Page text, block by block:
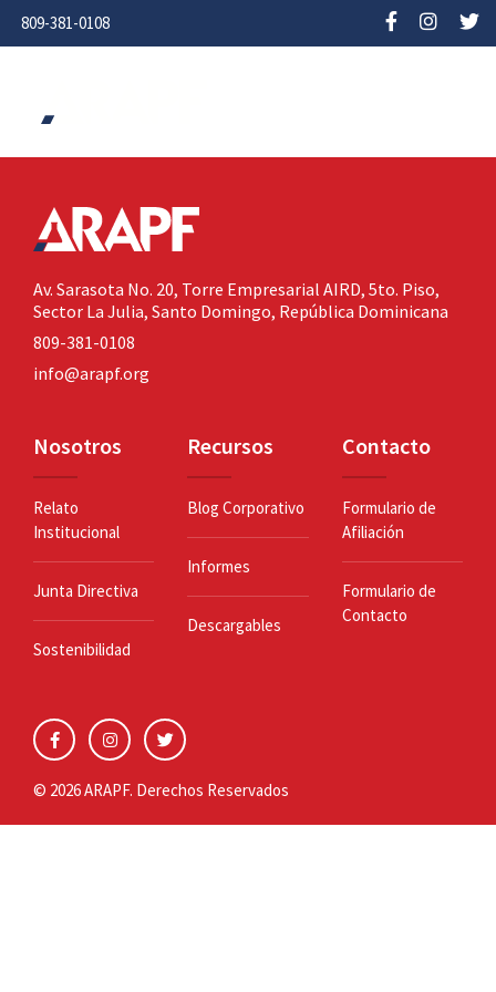
809-381-0108
Av. Sarasota No. 20, Torre Empresarial AIRD, 5to. Piso,
Sector La Julia, Santo Domingo, República Dominicana
809-381-0108
info@arapf.org
Nosotros
Relato
Institucional
Junta Directiva
Sostenibilidad
Recursos
Blog Corporativo
Informes
Descargables
Contacto
Formulario de
Afiliación
Formulario de
Contacto
© 2026 ARAPF. Derechos Reservados